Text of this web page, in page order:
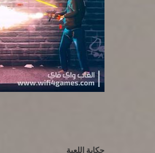
حكاية اللعبة